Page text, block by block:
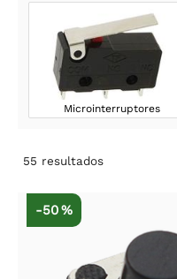
Microinterruptores
55 resultados
-50 %